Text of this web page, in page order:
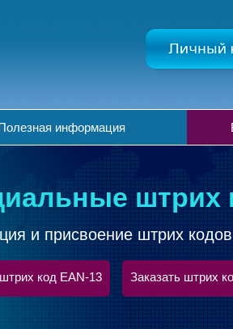
информация
штрих
и присвоение штрих
код EAN-13 Заказать штрих